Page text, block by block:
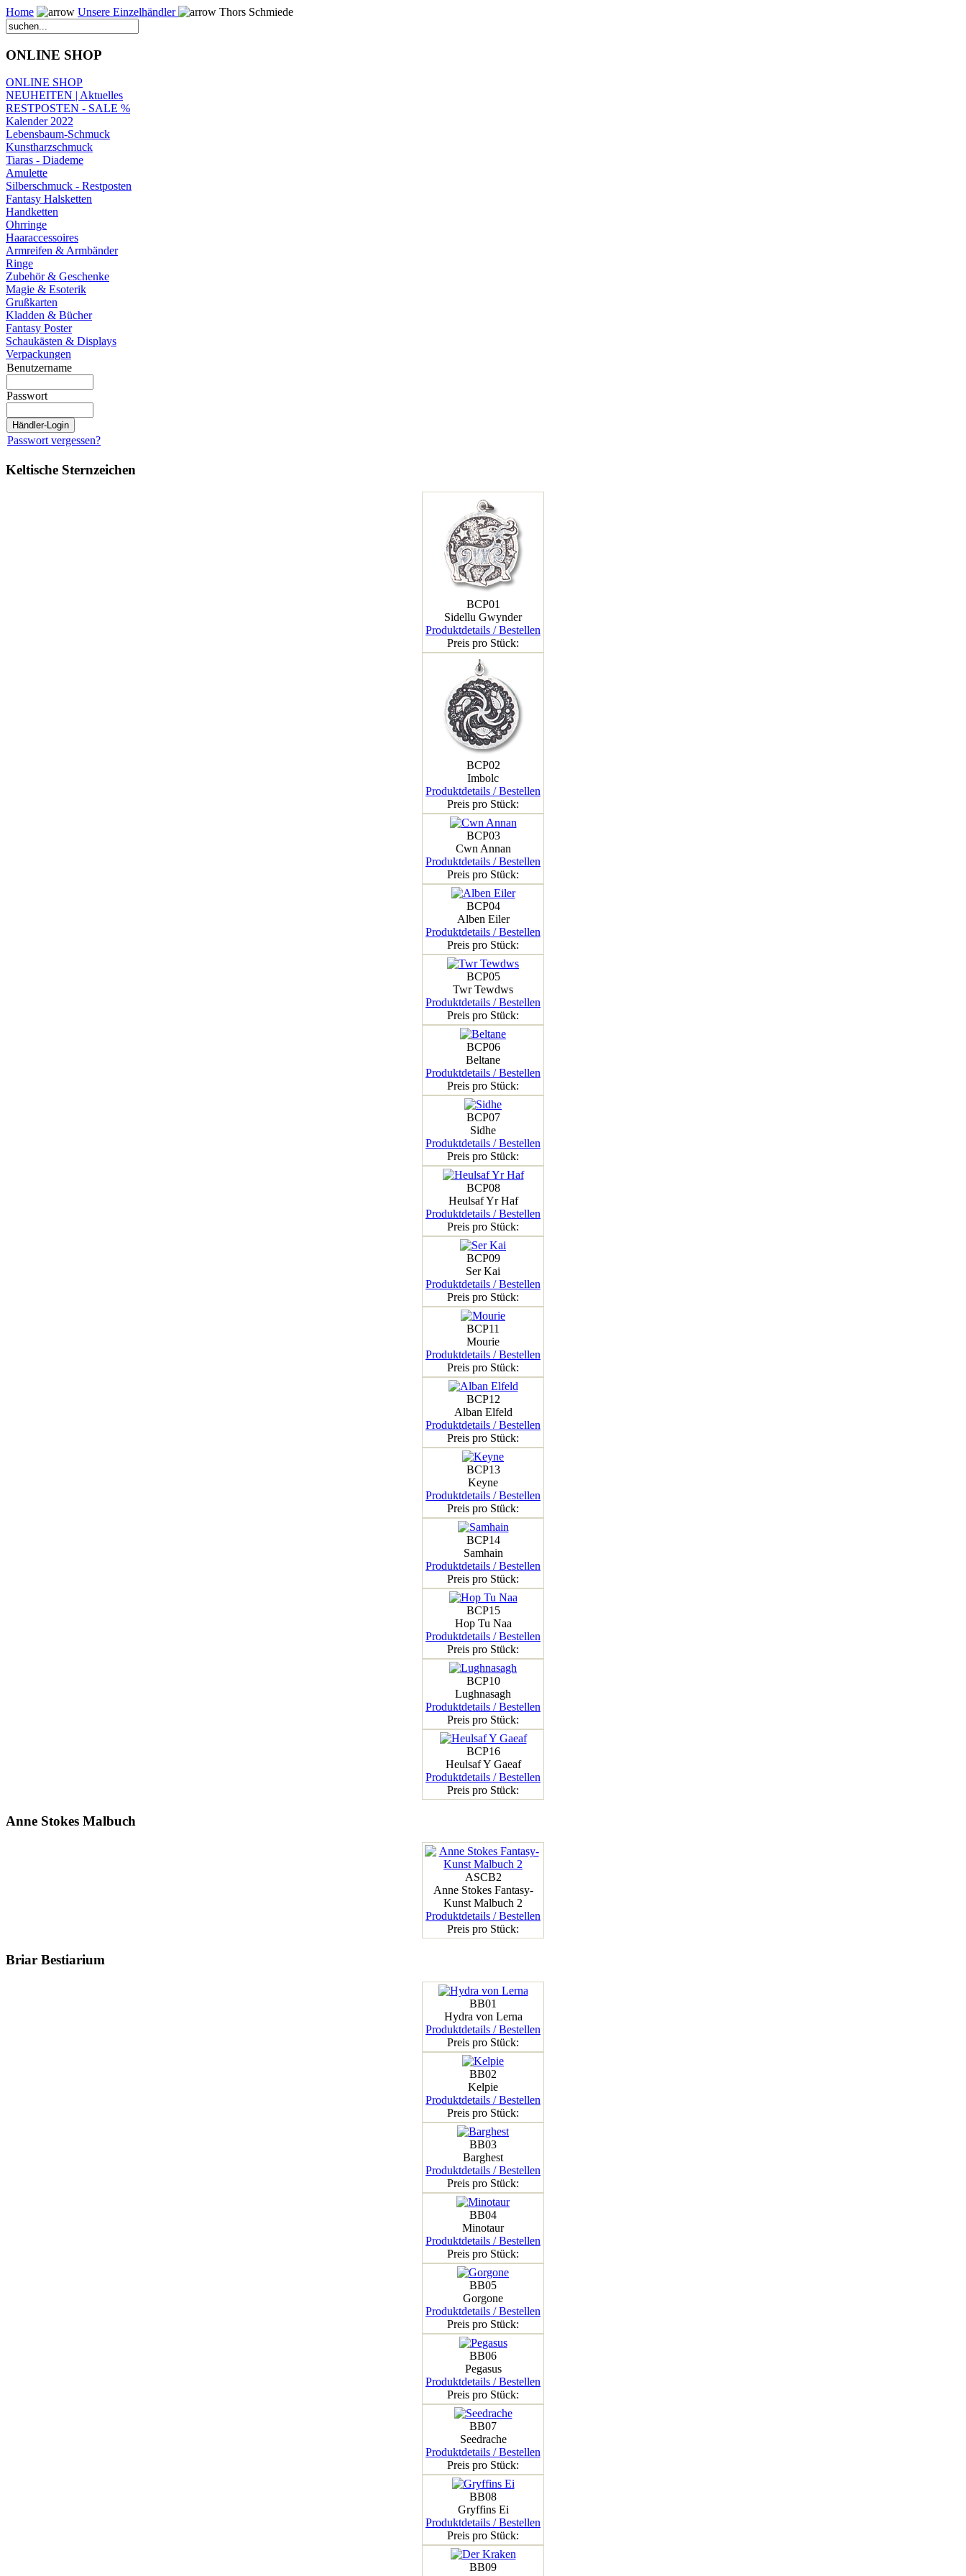
Home Unsere Einzelhändler Thors Schmiede
ONLINE SHOP
ONLINE SHOP
NEUHEITEN | Aktuelles
RESTPOSTEN - SALE %
Kalender 2022
Lebensbaum-Schmuck
Kunstharzschmuck
Tiaras - Diademe
Amulette
Silberschmuck - Restposten
Fantasy Halsketten
Handketten
Ohrringe
Haaraccessoires
Armreifen & Armbänder
Ringe
Zubehör & Geschenke
Magie & Esoterik
Grußkarten
Kladden & Bücher
Fantasy Poster
Schaukästen & Displays
Verpackungen
Benutzername
Passwort
Passwort vergessen?
Keltische Sternzeichen
BCP01
Sidellu Gwynder
Produktdetails / Bestellen
Preis pro Stück:
BCP02
Imbolc
Produktdetails / Bestellen
Preis pro Stück:
BCP03
Cwn Annan
Produktdetails / Bestellen
Preis pro Stück:
BCP04
Alben Eiler
Produktdetails / Bestellen
Preis pro Stück:
BCP05
Twr Tewdws
Produktdetails / Bestellen
Preis pro Stück:
BCP06
Beltane
Produktdetails / Bestellen
Preis pro Stück:
BCP07
Sidhe
Produktdetails / Bestellen
Preis pro Stück:
BCP08
Heulsaf Yr Haf
Produktdetails / Bestellen
Preis pro Stück:
BCP09
Ser Kai
Produktdetails / Bestellen
Preis pro Stück:
BCP11
Mourie
Produktdetails / Bestellen
Preis pro Stück:
BCP12
Alban Elfeld
Produktdetails / Bestellen
Preis pro Stück:
BCP13
Keyne
Produktdetails / Bestellen
Preis pro Stück:
BCP14
Samhain
Produktdetails / Bestellen
Preis pro Stück:
BCP15
Hop Tu Naa
Produktdetails / Bestellen
Preis pro Stück:
BCP10
Lughnasagh
Produktdetails / Bestellen
Preis pro Stück:
BCP16
Heulsaf Y Gaeaf
Produktdetails / Bestellen
Preis pro Stück:
Anne Stokes Malbuch
ASCB2
Anne Stokes Fantasy-
Kunst Malbuch 2
Produktdetails / Bestellen
Preis pro Stück:
Briar Bestiarium
BB01
Hydra von Lerna
Produktdetails / Bestellen
Preis pro Stück:
BB02
Kelpie
Produktdetails / Bestellen
Preis pro Stück:
BB03
Barghest
Produktdetails / Bestellen
Preis pro Stück:
BB04
Minotaur
Produktdetails / Bestellen
Preis pro Stück:
BB05
Gorgone
Produktdetails / Bestellen
Preis pro Stück:
BB06
Pegasus
Produktdetails / Bestellen
Preis pro Stück:
BB07
Seedrache
Produktdetails / Bestellen
Preis pro Stück:
BB08
Gryffins Ei
Produktdetails / Bestellen
Preis pro Stück:
BB09